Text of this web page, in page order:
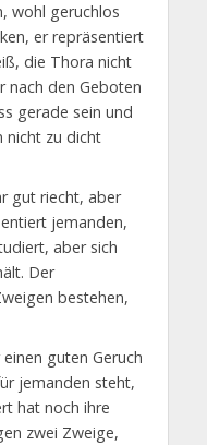
wohl geruchlos
er repräsentiert
die Thora nicht
nach den Geboten
gerade sein und
nicht zu dicht
gut riecht, aber
jemanden,
aber sich
Der
bestehen,
guten Geruch
jemanden steht,
hat noch ihre
zwei Zweige,